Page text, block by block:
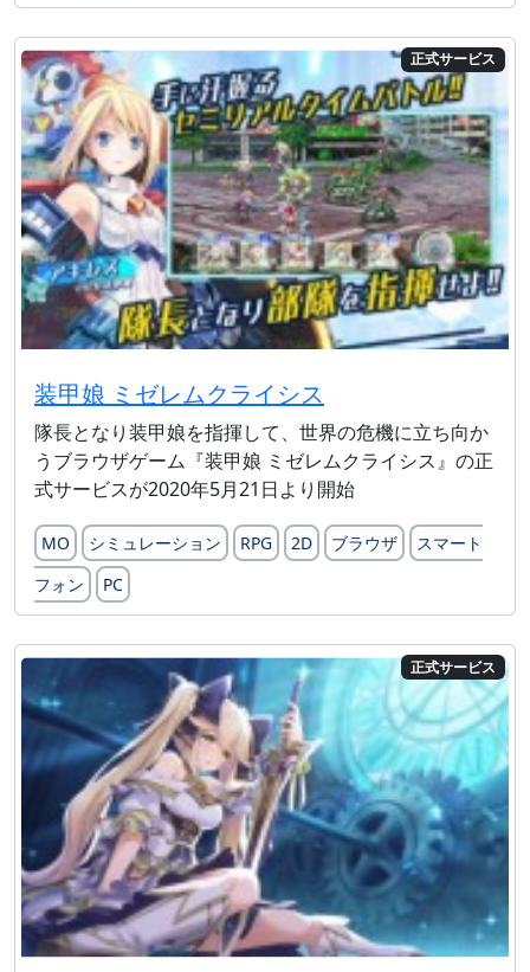
正式サービス
装甲娘 ミゼレムクライシス
隊長となり装甲娘を指揮して、世界の危機に立ち向か
うブラウザゲーム『装甲娘 ミゼレムクライシス』の正
式サービスが2020年5月21日より開始
MO シミュレーション RPG 2D ブラウザ
スマート
フォン
PC
正式サービス